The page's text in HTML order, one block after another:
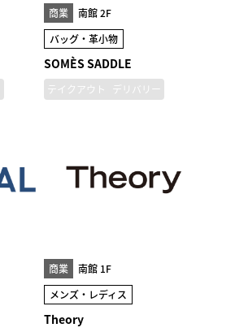
商業
南館 2F
バッグ・革小物
SOMÈS SADDLE
テイクアウト デリバリー
商業
南館 1F
メンズ・レディス
Theory